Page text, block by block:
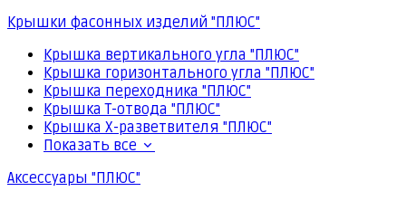
Крышки фасонных изделий "ПЛЮС"
Крышка вертикального угла "ПЛЮС"
Крышка горизонтального угла "ПЛЮС"
Крышка переходника "ПЛЮС"
Крышка Т-отвода "ПЛЮС"
Крышка Х-разветвителя "ПЛЮС"
Показать все
Аксессуары "ПЛЮС"